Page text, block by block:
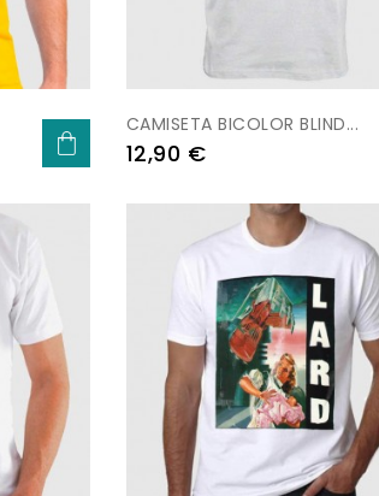
CAMISETA BICOLOR BLIND...
Preu
12,90 €